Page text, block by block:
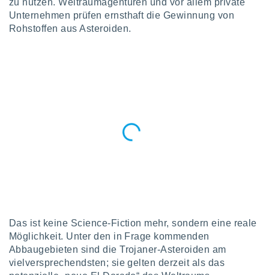
oder
Partner
es uns
Sie
Rand
zu nutzen. Weltraumagenturen und vor allem private
Unternehmen prüfen ernsthaft die Gewinnung von
Rohstoffen aus Asteroiden.
Das ist keine Science-Fiction mehr, sondern eine reale
Möglichkeit. Unter den in Frage kommenden
Abbaugebieten sind die Trojaner-Asteroiden am
vielversprechendsten; sie gelten derzeit als das